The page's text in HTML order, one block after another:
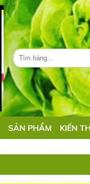
SẢN PHẨM KIẾN